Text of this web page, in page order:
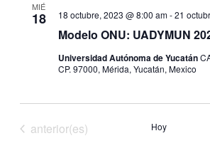
MIÉ
18
Modelo ONU: UADYMUN
18 octubre, 2023 @ 8:00 am-21
Universidad Autónoma de Yucatán
CP. 97000, Mérida, Yucatán, Mexico
Eventos
anterior(es) Hoy